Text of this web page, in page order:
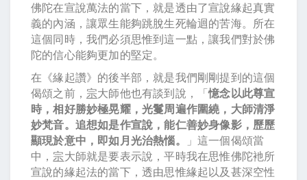
佛陀在宣說萬法的當下，就是透由了宣說緣起真實
義的內涵，讓眾生能夠跳脫生死輪迴的苦海。所在
這個同時，我們必須思惟到這一點，讓我們對於佛
陀的信心能夠更加的堅定。
在《緣起讚》的後半部，就是我們剛剛提到的這個
偈頌之前， 宗大師他也有談到說，「憶念以此尊宣
時，相好勝妙極晃耀，光鬘周遍作圍繞，大師清淨
妙梵音。追想如是作宣說，能仁善妙身像影，歷歷
顯現於意中，即如月光治熱惱。
」這一個偈頌當
中， 宗大師就是要表示說，平時我在思惟佛陀衪所
宣說的緣起法的當下，透由思惟緣起以及甚深空性